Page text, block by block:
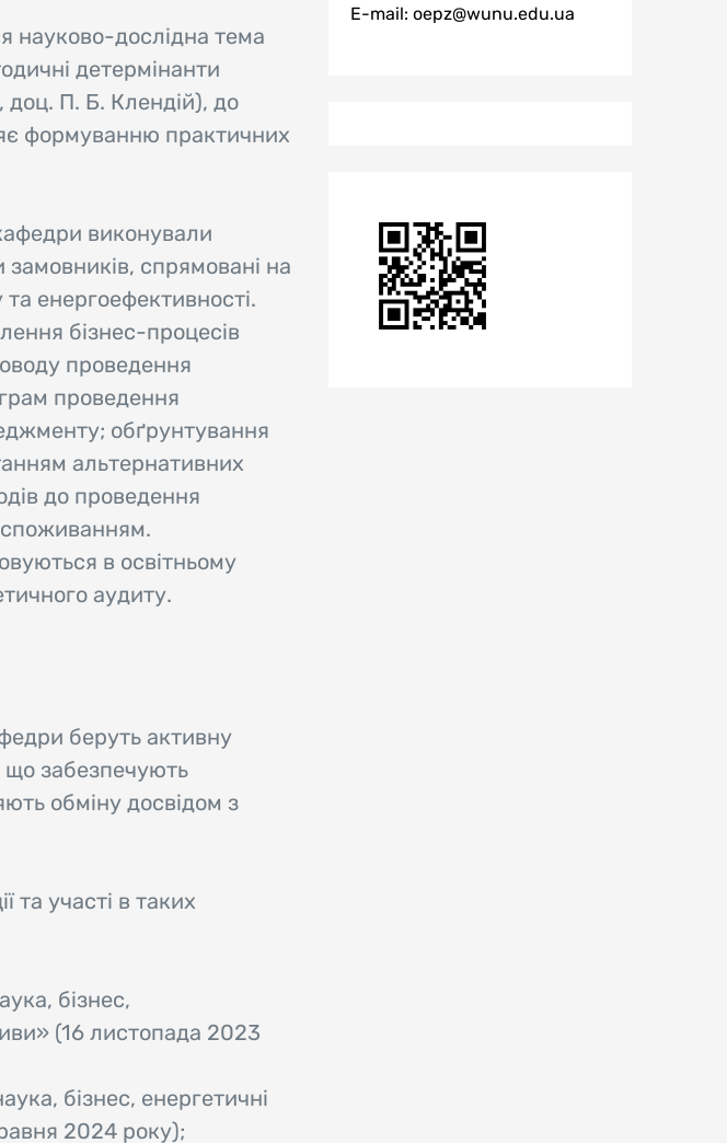
науково-дослідна тема
детермінанти
доц. П. Б. Клендій), до
формуванню практичних
виконували
замовників, спрямовані на
енергоефективності.
бізнес-процесів
проведення
проведення
обґрунтування
альтернативних
до проведення
в освітньому
аудиту.
беруть активну
що забезпечують
обміну досвідом з
та участі в таких
бізнес,
(16 листопада 2023
бізнес, енергетичні
2024 року);
E-mail: oepz@wunu.edu.ua